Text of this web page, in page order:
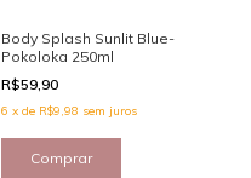
Body Splash Sunlit Blue-
Pokoloka 250ml
R$59,90
6 x de R$9,98 sem juros